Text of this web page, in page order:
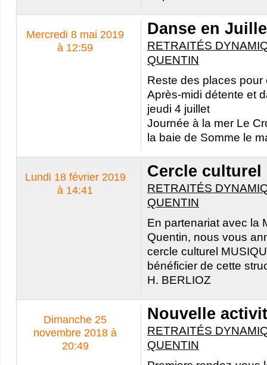
Mercredi 8 mai 2019
à 12:59
Danse en
RETRAITÉS
QUENTIN
Reste des places pour
Après-midi détente et
jeudi 4 juillet
Journée à la mer Le
la baie de Somme le
Lundi 18 février 2019
à 14:41
Cercle culturel
RETRAITÉS
QUENTIN
En partenariat avec la
Quentin, nous vous
cercle culturel
bénéficier de cette
H. BERLIOZ
Dimanche 25
novembre 2018 à
20:49
Nouvelle
RETRAITÉS
QUENTIN